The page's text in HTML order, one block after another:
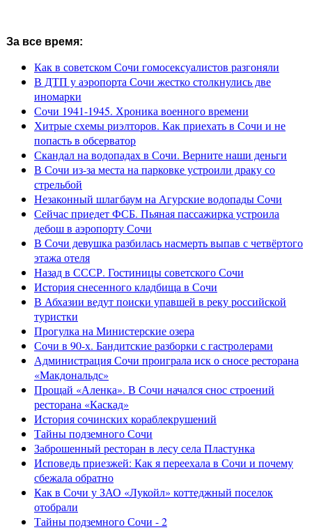
За все время:
Как в советском Сочи гомосексуалистов разгоняли
В ДТП у аэропорта Сочи жестко столкнулись две
иномарки
Сочи 1941-1945. Хроника военного времени
Хитрые схемы риэлторов. Как приехать в Сочи и не
попасть в обсерватор
Скандал на водопадах в Сочи. Верните наши деньги
В Сочи из-за места на парковке устроили драку со
стрельбой
Незаконный шлагбаум на Агурские водопады Сочи
Сейчас приедет ФСБ. Пьяная пассажирка устроила
дебош в аэропорту Сочи
В Сочи девушка разбилась насмерть выпав с четвёртого
этажа отеля
Назад в СССР. Гостиницы советского Сочи
История снесенного кладбища в Сочи
В Абхазии ведут поиски упавшей в реку российской
туристки
Прогулка на Министерские озера
Сочи в 90-х. Бандитские разборки с гастролерами
Администрация Сочи проиграла иск о сносе ресторана
«Макдональдс»
Прощай «Аленка». В Сочи начался снос строений
ресторана «Каскад»
История сочинских кораблекрушений
Тайны подземного Сочи
Заброшенный ресторан в лесу села Пластунка
Исповедь приезжей: Как я переехала в Сочи и почему
сбежала обратно
Как в Сочи у ЗАО «Лукойл» коттеджный поселок
отобрали
Тайны подземного Сочи - 2